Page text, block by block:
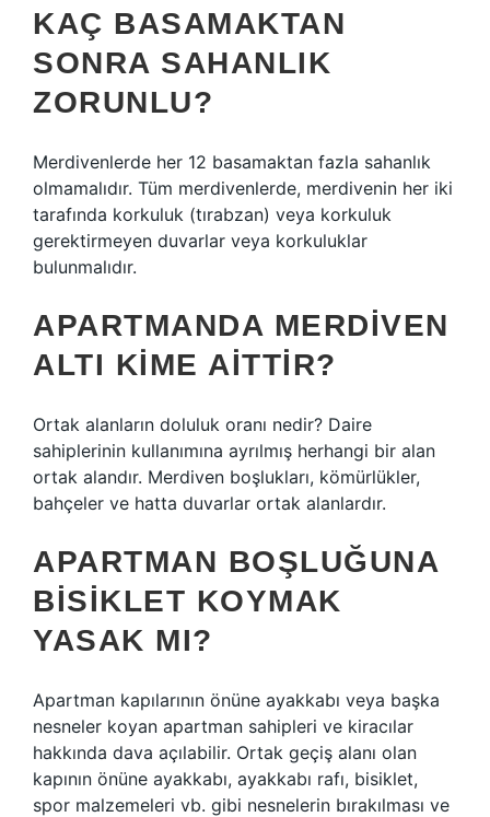
KAÇ BASAMAKTAN
SONRA SAHANLIK
ZORUNLU?
Merdivenlerde her 12 basamaktan fazla sahanlık
olmamalıdır. Tüm merdivenlerde, merdivenin her iki
tarafında korkuluk (tırabzan) veya korkuluk
gerektirmeyen duvarlar veya korkuluklar
bulunmalıdır.
APARTMANDA MERDIVEN
ALTI KIME AITTIR?
Ortak alanların doluluk oranı nedir? Daire
sahiplerinin kullanımına ayrılmış herhangi bir alan
ortak alandır. Merdiven boşlukları, kömürlükler,
bahçeler ve hatta duvarlar ortak alanlardır.
APARTMAN BOŞLUĞUNA
BISIKLET KOYMAK
YASAK MI?
Apartman kapılarının önüne ayakkabı veya başka
nesneler koyan apartman sahipleri ve kiracılar
hakkında dava açılabilir. Ortak geçiş alanı olan
kapının önüne ayakkabı, ayakkabı rafı, bisiklet,
spor malzemeleri vb. gibi nesnelerin bırakılması ve